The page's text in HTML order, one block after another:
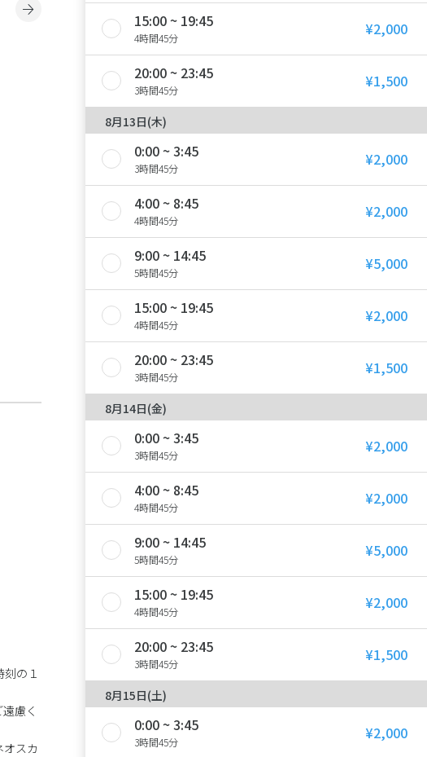
の１
慮く
スカ
15:00 ~ 19:45
4時間45分 ¥2,000
20:00 ~ 23:45
3時間45分 ¥1,500
8月13日(木)
0:00 ~ 3:45
3時間45分 ¥2,000
4:00 ~ 8:45
4時間45分 ¥2,000
9:00 ~ 14:45
5時間45分 ¥5,000
15:00 ~ 19:45
4時間45分 ¥2,000
20:00 ~ 23:45
3時間45分 ¥1,500
8月14日(金)
0:00 ~ 3:45
3時間45分 ¥2,000
4:00 ~ 8:45
4時間45分 ¥2,000
9:00 ~ 14:45
5時間45分 ¥5,000
15:00 ~ 19:45
4時間45分 ¥2,000
20:00 ~ 23:45
3時間45分 ¥1,500
8月15日(土)
0:00 ~ 3:45
3時間45分 ¥2,000